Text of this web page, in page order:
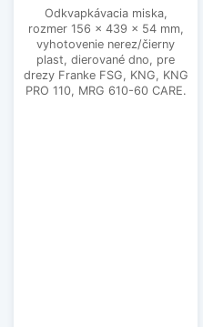
Odkvapkávacia miska,
rozmer 156 x 439 x 54 mm,
vyhotovenie nerez/čierny
plast, dierované dno, pre
drezy Franke FSG, KNG, KNG
PRO 110, MRG 610-60 CARE.